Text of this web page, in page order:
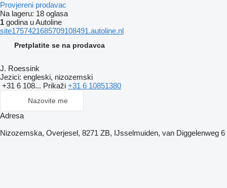
Provjereni prodavac
Na lageru: 18 oglasa
1 godina u Autoline
site1757421685709108491.autoline.nl
Pretplatite se na prodavca
J. Roessink
Jezici: engleski, nizozemski
+31 6 108... Prikaži +31 6 10851380
Nazovite me
Adresa
Nizozemska, Overjesel, 8271 ZB, IJsselmuiden, van Diggelenweg 6